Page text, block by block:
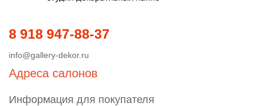
8 918 947-88-37
info@gallery-dekor.ru
Адреса салонов
Информация для покупателя